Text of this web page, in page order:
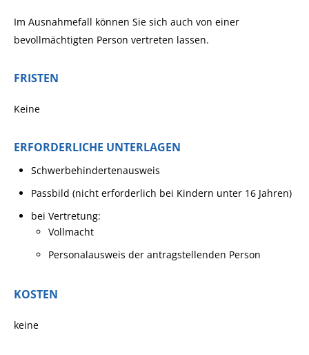
Im Ausnahmefall können Sie sich auch von einer
bevollmächtigten Person vertreten lassen.
FRISTEN
Keine
ERFORDERLICHE UNTERLAGEN
Schwerbehindertenausweis
Passbild (nicht erforderlich bei Kindern unter 16 Jahren)
bei Vertretung:
Vollmacht
Personalausweis der antragstellenden Person
KOSTEN
keine